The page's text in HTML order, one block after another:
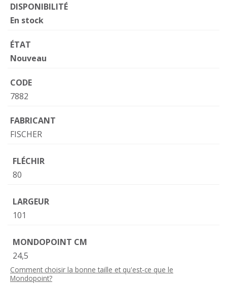
DISPONIBILITÉ
En stock
ÉTAT
Nouveau
CODE
7882
FABRICANT
FISCHER
FLÉCHIR
80
LARGEUR
101
MONDOPOINT CM
24,5
Comment choisir la bonne taille et qu'est-ce que le
Mondopoint?